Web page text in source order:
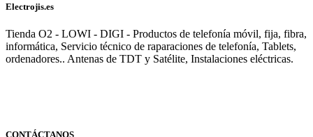
Electrojis.es
Tienda O2 - LOWI - DIGI - Productos de telefonía móvil, fija, fibra,
informática, Servicio técnico de raparaciones de telefonía, Tablets,
ordenadores.. Antenas de TDT y Satélite, Instalaciones eléctricas.
CONTÁCTANOS